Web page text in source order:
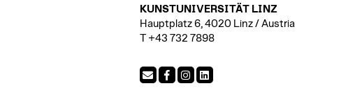
KUNSTUNIVERSITÄT LINZ
Hauptplatz 6, 4020 Linz / Austria
T +43 732 7898